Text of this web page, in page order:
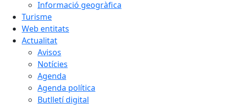
Informació geogràfica
Turisme
Web entitats
Actualitat
Avisos
Notícies
Agenda
Agenda política
Butlletí digital